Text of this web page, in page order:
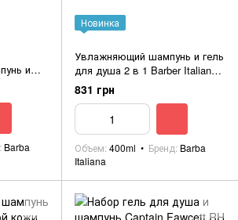
и
Barba
Новинка
Увлажняющий шампунь и гель
для душа 2 в 1 Barber Italiano
NETTUNO 400ml
831 грн
Объем 400ml Бренд Barba
Italiana